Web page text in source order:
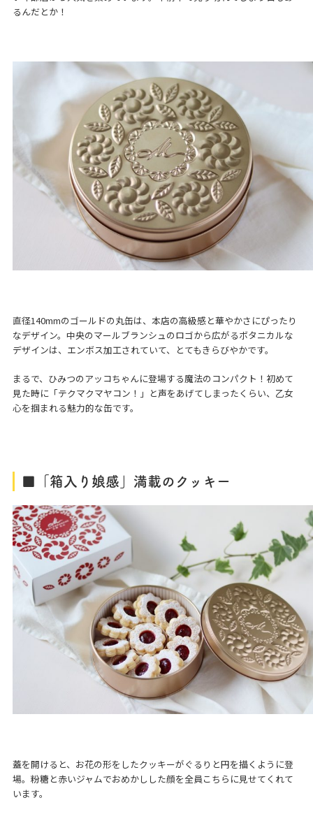
るんだとか！
直径140mmのゴールドの丸缶は、本店の高級感と華やかさにぴったり
なデザイン。中央のマールブランシュのロゴから広がるボタニカルな
デザインは、エンボス加工されていて、とてもきらびやかです。
まるで、ひみつのアッコちゃんに登場する魔法のコンパクト！初めて
見た時に「テクマクマヤコン！」と声をあげてしまったくらい、乙女
心を掴まれる魅力的な缶です。
■「箱入り娘感」満載のクッキー
蓋を開けると、お花の形をしたクッキーがぐるりと円を描くように登
場。粉糖と赤いジャムでおめかしした顔を全員こちらに見せてくれて
います。